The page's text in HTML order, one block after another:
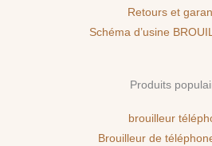
Retours et
Schéma d’usine
Produits
brouilleur
Brouilleur de